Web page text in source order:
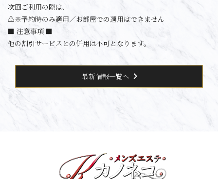
次回ご利用の際は、
⚠️※予約時のみ適用／お部屋での適用はできません
■ 注意事項 ■
他の割引サービスとの併用は不可となります。
最新情報一覧へ chevron_right